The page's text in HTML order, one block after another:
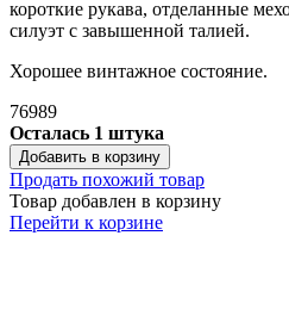
короткие рукава, отделанные
силуэт с завышенной талией.
Хорошее винтажное состояние.
76989
Осталась 1 штука
Добавить в корзину
Продать похожий товар
Товар добавлен в корзину
Перейти к корзине